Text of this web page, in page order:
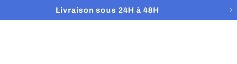
Livraison sous 24H à 48H